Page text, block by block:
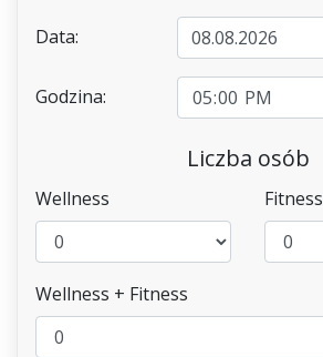
Data:
Godzina:
Liczba osób
Wellness Fitness
Wellness + Fitness